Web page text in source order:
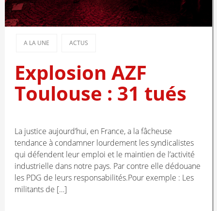
A LA UNE ACTUS
Explosion AZF
Toulouse : 31 tués
La justice aujourd’hui, en France, a la fâcheuse
tendance à condamner lourdement les syndicalistes
qui défendent leur emploi et le maintien de l’activité
industrielle dans notre pays. Par contre elle dédouane
les PDG de leurs responsabilités.Pour exemple : Les
militants de […]